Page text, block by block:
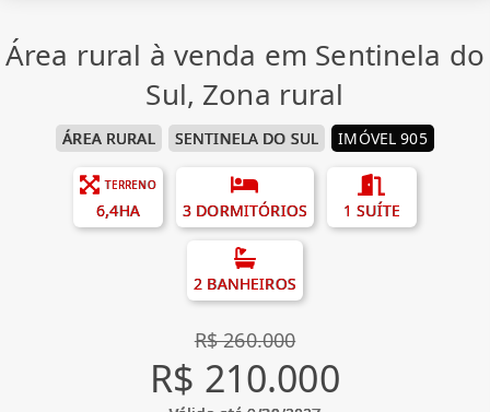
Área rural à venda em Sentinela do
Sul, Zona rural
ÁREA RURAL SENTINELA DO SUL IMÓVEL 905
TERRENO
6,4HA 3 DORMITÓRIOS 1 SUÍTE
2 BANHEIROS
R$ 260.000
R$ 210.000